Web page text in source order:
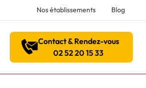
Nos établissements Blog
Contact & Rendez-vous
02 52 20 15 33